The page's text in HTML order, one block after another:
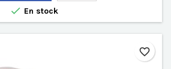
 En stock
favorite_border